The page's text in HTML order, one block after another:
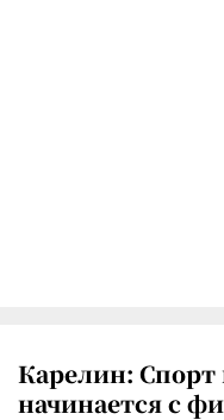
Карелин:
начинается с